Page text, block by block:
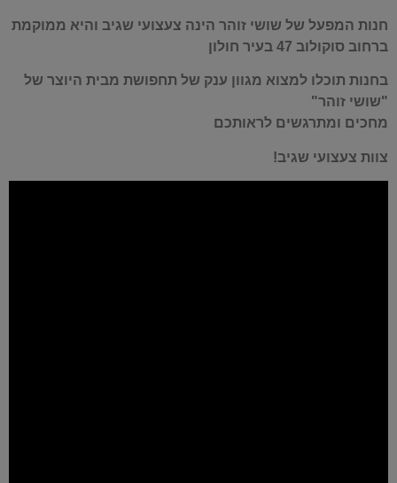
חנות המפעל של שושי זוהר הינה צעצועי שגיב והיא ממוקמת
ברחוב סוקולוב 47 בעיר חולון
בחנות תוכלו למצוא מגוון ענק של תחפושת מבית היוצר של
"שושי זוהר"
מחכים ומתרגשים לראותכם
צוות צעצועי שגיב!